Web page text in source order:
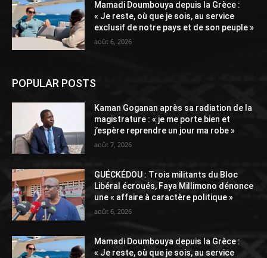
Mamadi Doumbouya depuis la Grèce :
« Je reste, où que je sois, au service
exclusif de notre pays et de son peuple »
août 6, 2026
POPULAR POSTS
Kaman Goganan après sa radiation de la
magistrature : « je me porte bien et
j’espère reprendre un jour ma robe »
août 7, 2026
GUÉCKÉDOU : Trois militants du Bloc
Libéral écroués, Faya Millimono dénonce
une « affaire à caractère politique »
août 6, 2026
Mamadi Doumbouya depuis la Grèce :
« Je reste, où que je sois, au service